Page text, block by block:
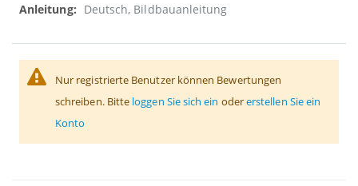
Deutsch, Bildbauanleitung
Nur registrierte Benutzer können Bewertungen
schreiben. Bitte loggen Sie sich ein odererstellen Sie ein
Konto